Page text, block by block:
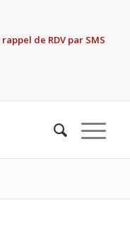
rappel de RDV par SMS